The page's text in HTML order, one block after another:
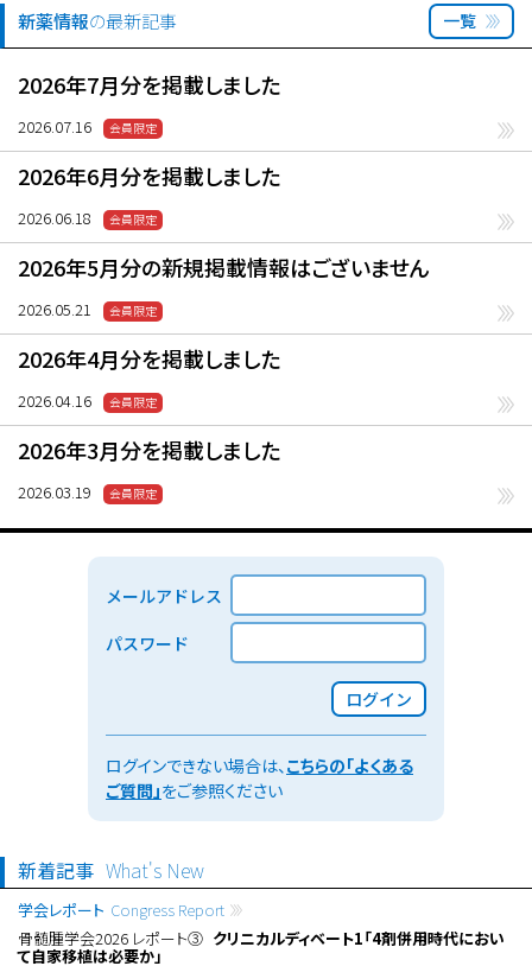
新薬情報の最新記事 一覧
2026年7月分を掲載しました
2026.07.16
2026年6月分を掲載しました
2026.06.18
2026年5月分の新規掲載情報はございません
2026.05.21
2026年4月分を掲載しました
2026.04.16
2026年3月分を掲載しました
2026.03.19
メールアドレス
パスワード
ログイン
ログインできない場合は、こちらの「よくある
ご質問」をご参照ください
新着記事 What's New
学会レポート Congress Report
骨髄腫学会2026 レポート③ クリニカルディベート1「4剤併用時代におい
て自家移植は必要か」